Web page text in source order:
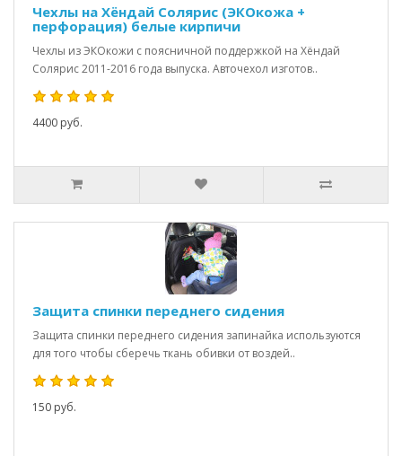
Чехлы на Хёндай Солярис (ЭКОкожа +
перфорация) белые кирпичи
Чехлы из ЭКОкожи с поясничной поддержкой на Хёндай
Солярис 2011-2016 года выпуска. Авточехол изготов..
4400 руб.
Защита спинки переднего сидения
Защита спинки переднего сидения запинайка используются
для того чтобы сберечь ткань обивки от воздей..
150 руб.